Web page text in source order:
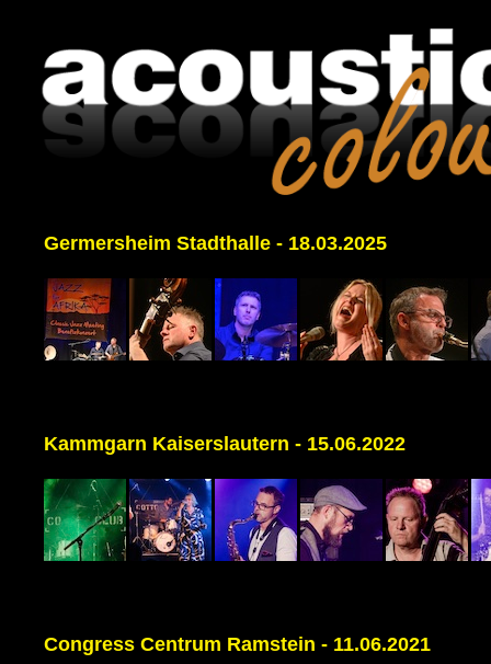
Germersheim Stadthalle - 18.03.2025
Kammgarn Kaiserslautern - 15.06.2022
Congress Centrum Ramstein - 11.06.2021